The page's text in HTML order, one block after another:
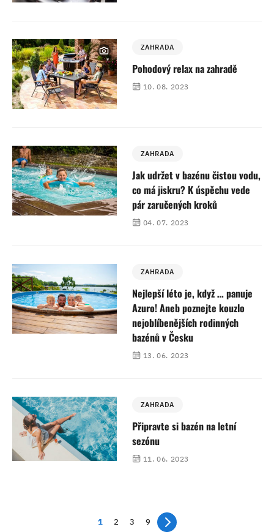
ZAHRADA
Pohodový relax na zahradě
10. 08. 2023
ZAHRADA
Jak udržet v bazénu čistou vodu,
co má jiskru? K úspěchu vede
pár zaručených kroků
04. 07. 2023
ZAHRADA
Nejlepší léto je, když … panuje
Azuro! Aneb poznejte kouzlo
nejoblíbenějších rodinných
bazénů v Česku
13. 06. 2023
ZAHRADA
Připravte si bazén na letní
sezónu
11. 06. 2023
1 2 3 9